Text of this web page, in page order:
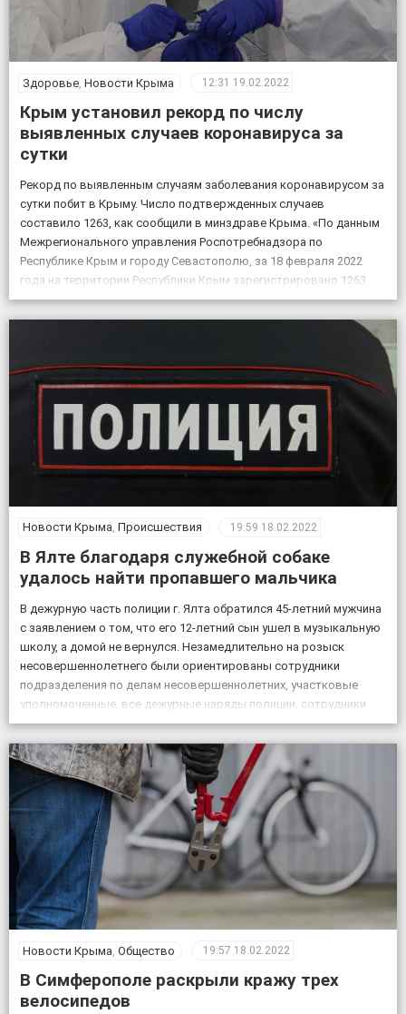
Здоровье Новости Крыма 12:31 19.02.2022
Крым установил рекорд по числу
выявленных случаев коронавируса за
сутки
Рекорд по выявленным случаям заболевания коронавирусом за
сутки побит в Крыму. Число подтвержденных случаев
составило 1263, как сообщили в минздраве Крыма. «По данным
Межрегионального управления Роспотребнадзора по
Республике Крым и городу Севастополю, за 18 февраля 2022
года на территории Республики Крым зарегистрировано 1263
случая новой коронавирусной инфекции, всего выявлено 151605
положительных на COVID-19», – по […]
Новости Крыма, Происшествия 19:59 18.02.2022
В Ялте благодаря служебной собаке
удалось найти пропавшего мальчика
В дежурную часть полиции г. Ялта обратился 45-летний мужчина
с заявлением о том, что его 12-летний сын ушел в музыкальную
школу, а домой не вернулся. Незамедлительно на розыск
несовершеннолетнего были ориентированы сотрудники
подразделения по делам несовершеннолетних, участковые
уполномоченные, все дежурные наряды полиции, сотрудники
патрульной постовой службы, ГИБДД, уголовного розыска.
Также к поисковым мероприятиям привлекли кинолога […]
Новости Крыма Общество 19:57 18.02.2022
В Симферополе раскрыли кражу трех
велосипедов